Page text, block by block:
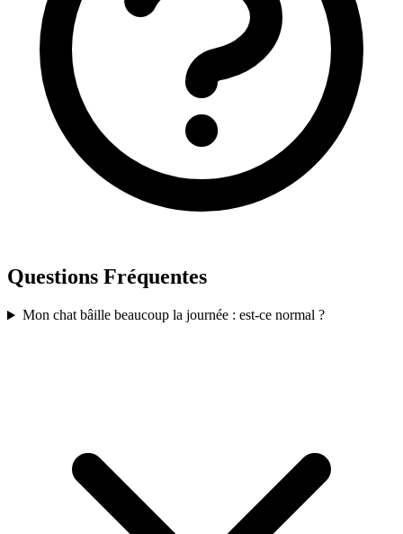
Questions Fréquentes
Mon chat bâille beaucoup la journée : est-ce normal ?